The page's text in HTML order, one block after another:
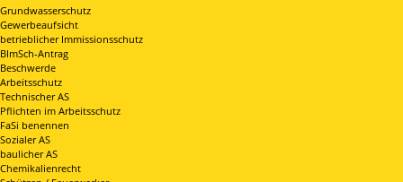
Grundwasserschutz
Gewerbeaufsicht
betrieblicher Immissionsschutz
BImSch-Antrag
Beschwerde
Arbeitsschutz
Technischer AS
Pflichten im Arbeitsschutz
FaSi benennen
Sozialer AS
baulicher AS
Chemikalienrecht